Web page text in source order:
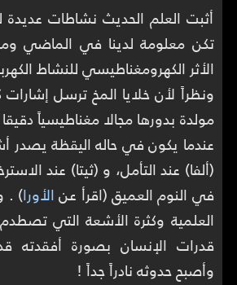
أثبت العلم الحديث نشاطات
تكن معلومة لدينا في الماضي
الأثر الكهرومغناطيسي للنشاط
ونظراً لأن خلايا المخ ترسل إشارات
مولدة بدورها مجالا مغناطيسياً
عندما يكون في حاله اليقظة يصدر
(ألفا) عند التأمل، و (ثيتا) عند
في النوم العميق (اقرأ عنالأورا) .
العلمية وكثرة الأشعة التي
قدرات الإنسان بصورة أفقدته
وأصبح حدوثه نادراً جداً !